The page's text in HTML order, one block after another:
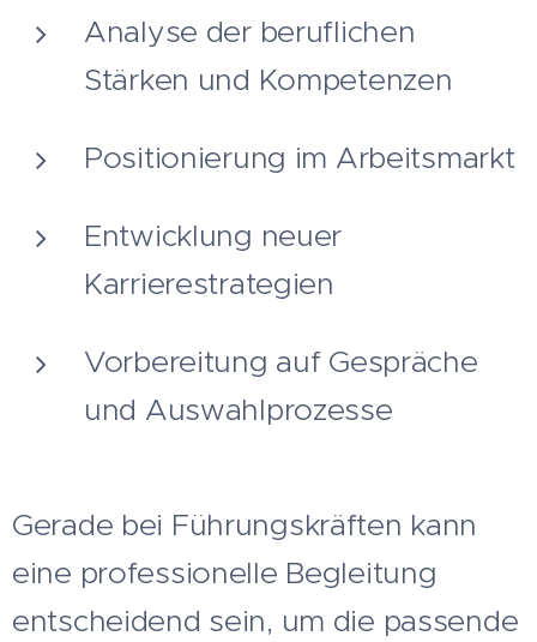
Analyse der beruflichen
Stärken und Kompetenzen
Positionierung im Arbeitsmarkt
Entwicklung neuer
Karrierestrategien
Vorbereitung auf Gespräche
und Auswahlprozesse
Gerade bei Führungskräften kann
eine professionelle Begleitung
entscheidend sein, um die passende